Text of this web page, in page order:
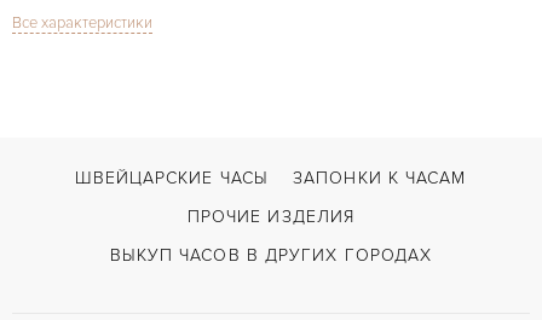
СТЕКЛО
Двойной сложности застежка
Все характеристики
ШВЕЙЦАРСКИЕ ЧАСЫ
ЗАПОНКИ К ЧАСАМ
ПРОЧИЕ ИЗДЕЛИЯ
ВЫКУП ЧАСОВ В ДРУГИХ ГОРОДАХ